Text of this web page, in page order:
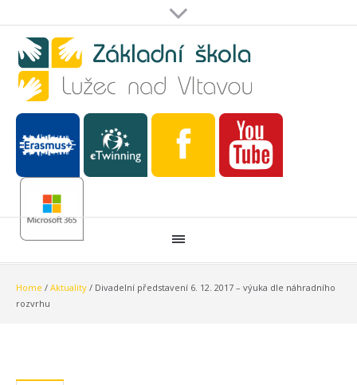
Home / Aktuality / Divadelní představení 6. 12. 2017 – výuka dle náhradního
rozvrhu